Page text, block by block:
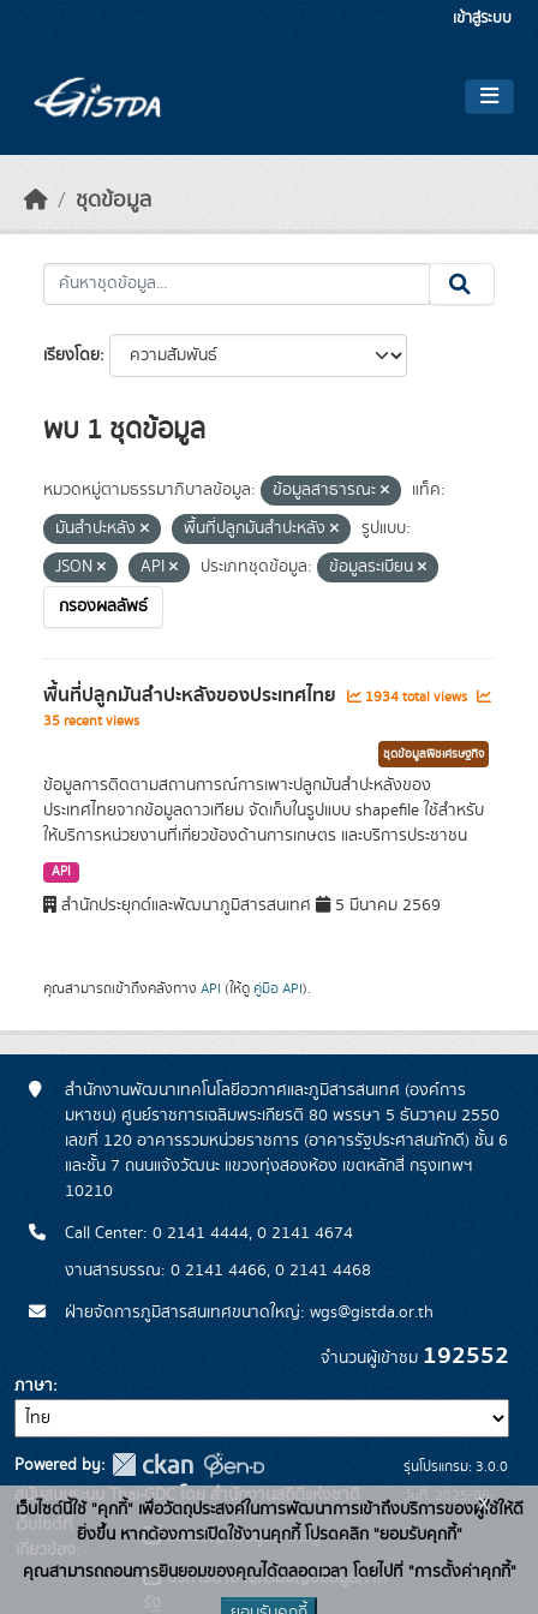
เข้าสู่ระบบ
ชุดข้อมูล
เรียงโดย
พบ 1 ชุดข้อมูล
หมวดหมู่ตามธรรมาภิบาลข้อมูล: ข้อมูลสาธารณะ
แท็ค:
มันสำปะหลัง
พื้นที่ปลูกมันสำปะหลัง
รูปแบบ:
JSON
API ประเภทชุดข้อมูล:
ข้อมูลระเบียน
กรองผลลัพธ์
พื้นที่ปลูกมันสำปะหลังของประเทศไทย
1934 total views
35 recent views
ชุดข้อมูลพืชเศรษฐกิจ
ข้อมูลการติดตามสถานการณ์การเพาะปลูกมันสำปะหลังของ
ประเทศไทยจากข้อมูลดาวเทียม จัดเก็บในรูปแบบ shapefile ใช้สำหรับ
ให้บริการหน่วยงานที่เกี่ยวข้องด้านการเกษตร และบริการประชาชน
API
สำนักประยุกต์และพัฒนาภูมิสารสนเทศ 5 มีนาคม 2569
คุณสามารถเข้าถึงคลังทาง API (ให้ดู คู่มือ API).
สำนักงานพัฒนาเทคโนโลยีอวกาศและภูมิสารสนเทศ (องค์การ
มหาชน) ศูนย์ราชการเฉลิมพระเกียรติ 80 พรรษา 5 ธันวาคม 2550
เลขที่ 120 อาคารรวมหน่วยราชการ (อาคารรัฐประศาสนภักดี) ชั้น 6
และชั้น 7 ถนนแจ้งวัฒนะ แขวงทุ่งสองห้อง เขตหลักสี่ กรุงเทพฯ
10210
Call Center: 0 2141 4444, 0 2141 4674
งานสารบรรณ: 0 2141 4466, 0 2141 4468
ฝ่ายจัดการภูมิสารสนเทศขนาดใหญ่: wgs@gistda.or.th
จำนวนผู้เข้าชม 192552
ภาษา
Powered by:
สนับสนุนระบบ Thai-GDC โดย สำนักงานสถิติแห่งชาติ
เว็บไซต์ที่
เกี่ยวข้อง:
ระบบบัญชีข้อมูลภาครัฐ
บริการนามานุกรมบัญชีข้อมูลภาค
รุ่นโปรแกรม: 3.0.0
วันที่: 2025-06-
26
เว็บไซต์นี้ใช้ "คุกกี้" เพื่อวัตถุประสงค์ในการพัฒนาการเข้าถึงบริการของผู้ใช้ให้ดี
ยิ่งขึ้น หากต้องการเปิดใช้งานคุกกี้ โปรดคลิก "ยอมรับคุกกี้"
คุณสามารถถอนการยินยอมของคุณได้ตลอดเวลา โดยไปที่ "การตั้งค่าคุกกี้"
x